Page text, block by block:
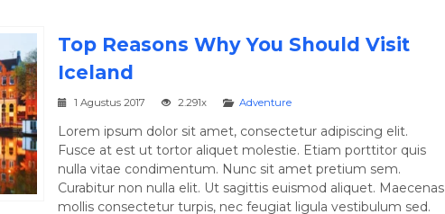
Top Reasons Why You Should Visit
Iceland
1 Agustus 2017 2.291x Adventure
Lorem ipsum dolor sit amet, consectetur adipiscing elit.
Fusce at est ut tortor aliquet molestie. Etiam porttitor quis
nulla vitae condimentum. Nunc sit amet pretium sem.
Curabitur non nulla elit. Ut sagittis euismod aliquet. Maecenas
mollis consectetur turpis, nec feugiat ligula vestibulum sed.